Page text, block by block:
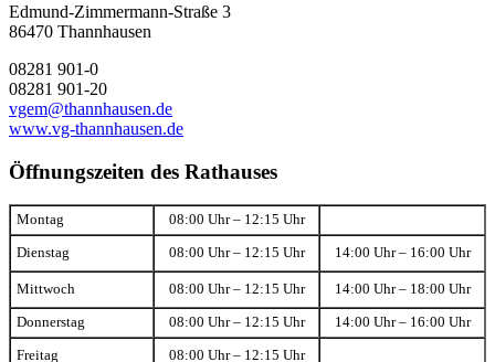
Edmund-Zimmermann-Straße 3
86470 Thannhausen
08281 901-0
08281 901-20
vgem@thannhausen.de
www.vg-thannhausen.de
Öffnungszeiten des Rathauses
Montag 08:00 Uhr – 12:15 Uhr
Dienstag 08:00 Uhr – 12:15 Uhr 14:00 Uhr – 16:00 Uhr
Mittwoch 08:00 Uhr – 12:15 Uhr 14:00 Uhr – 18:00 Uhr
Donnerstag 08:00 Uhr – 12:15 Uhr 14:00 Uhr – 16:00 Uhr
Freitag 08:00 Uhr – 12:15 Uhr